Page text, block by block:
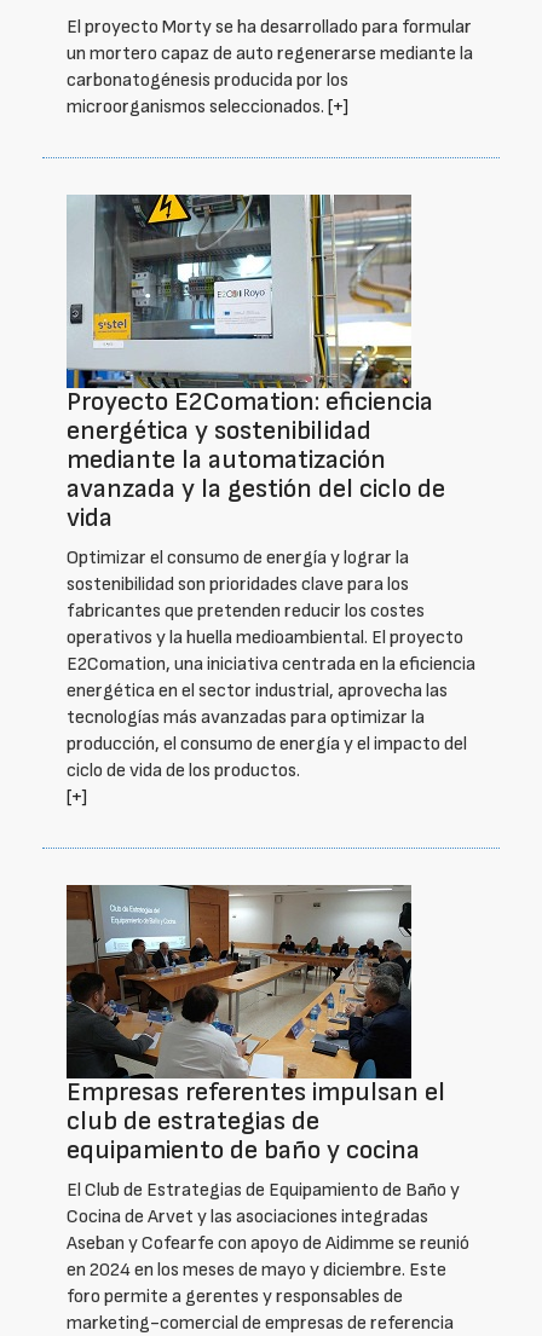
El proyecto Morty se ha desarrollado para formular
un mortero capaz de auto regenerarse mediante la
carbonatogénesis producida por los
microorganismos seleccionados. [+]
Proyecto E2Comation: eficiencia
energética y sostenibilidad
mediante la automatización
avanzada y la gestión del ciclo de
vida
Optimizar el consumo de energía y lograr la
sostenibilidad son prioridades clave para los
fabricantes que pretenden reducir los costes
operativos y la huella medioambiental. El proyecto
E2Comation, una iniciativa centrada en la eficiencia
energética en el sector industrial, aprovecha las
tecnologías más avanzadas para optimizar la
producción, el consumo de energía y el impacto del
ciclo de vida de los productos.
[+]
Empresas referentes impulsan el
club de estrategias de
equipamiento de baño y cocina
El Club de Estrategias de Equipamiento de Baño y
Cocina de Arvet y las asociaciones integradas
Aseban y Cofearfe con apoyo de Aidimme se reunió
en 2024 en los meses de mayo y diciembre. Este
foro permite a gerentes y responsables de
marketing-comercial de empresas de referencia